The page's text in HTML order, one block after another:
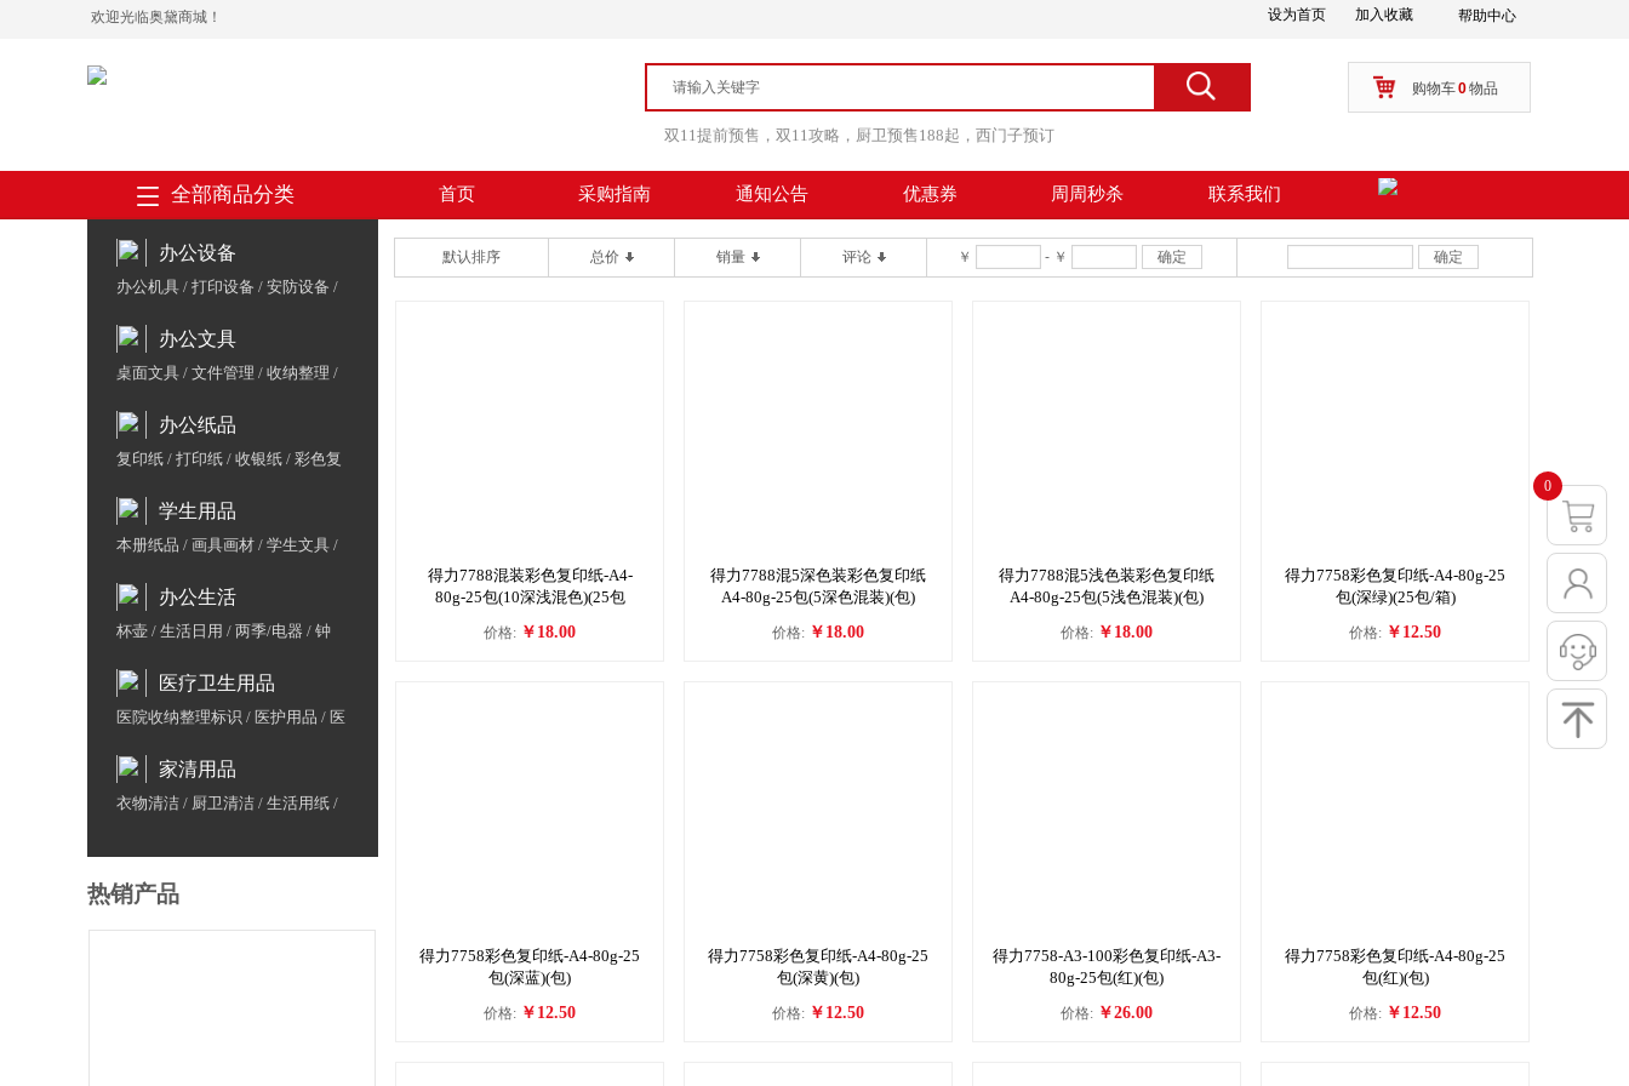
欢迎光临奥黛商城！ 设为首页 加入收藏 帮助中心
购物车0物品
搜索
双11提前预售，双11攻略，厨卫预售188起，西门子预订
按钮文本
首页 采购指南 通知公告 优惠券 周周秒杀 联系我们
全部商品分类
办公设备
办公机具 / 打印设备 / 安防设备 /
保险箱 / 办公家具
办公文具
桌面文具 / 文件管理 / 收纳整理 /
办公纸品
复印纸 / 打印纸 / 收银纸 / 彩色复
签纸
复写纸 / 生活用纸
学生用品
本册纸品 / 画具画材 / 学生文具 /
办公生活
杯壶 / 生活日用 / 两季/电器 / 钟
办公用水 / 鲜花/水果/茶叶
医疗卫生用品
医院收纳整理标识 / 医护用品 / 医
家具用品 / 计生用品
防疫用品
家清用品
衣物清洁 / 厨卫清洁 / 生活用纸 /
默认排序 总价 销量 评论 ￥ - ￥ 确定 确定
得力7788混装彩色复印纸-A4-
80g-25包(10深浅混色)(25包
价格: ￥18.00
得力7788混5深色装彩色复印纸
A4-80g-25包(5深色混装)(包)
价格: ￥18.00
得力7788混5浅色装彩色复印纸
A4-80g-25包(5浅色混装)(包)
价格: ￥18.00
得力7758彩色复印纸-A4-80g-25
包(深绿)(25包/箱)
价格: ￥12.50
得力7758彩色复印纸-A4-80g-25
包(深蓝)(包)
价格: ￥12.50
得力7758彩色复印纸-A4-80g-25
包(深黄)(包)
价格: ￥12.50
得力7758-A3-100彩色复印纸-A3-
80g-25包(红)(包)
价格: ￥26.00
得力7758彩色复印纸-A4-80g-25
包(红)(包)
价格: ￥12.50
热销产品
0